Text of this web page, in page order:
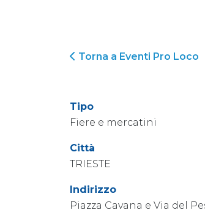
Torna a Eventi Pro Loco
Tipo
Fiere e mercatini
Città
TRIESTE
Indirizzo
Piazza Cavana e Via del